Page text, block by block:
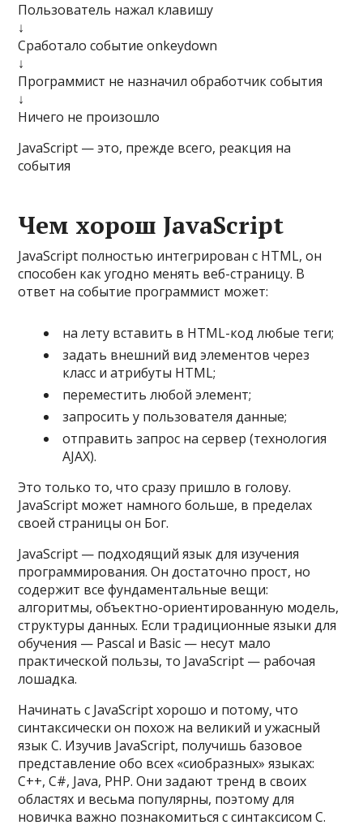
Пользователь нажал клавишу
↓
Сработало событие onkeydown
↓
Программист не назначил обработчик события
↓
Ничего не произошло
JavaScript — это, прежде всего, реакция на
события
Чем хорош JavaScript
JavaScript полностью интегрирован с HTML, он
способен как угодно менять веб-страницу. В
ответ на событие программист может:
на лету вставить в HTML-код любые теги;
задать внешний вид элементов через
класс и атрибуты HTML;
переместить любой элемент;
запросить у пользователя данные;
отправить запрос на сервер (технология
AJAX).
Это только то, что сразу пришло в голову.
JavaScript может намного больше, в пределах
своей страницы он Бог.
JavaScript — подходящий язык для изучения
программирования. Он достаточно прост, но
содержит все фундаментальные вещи:
алгоритмы, объектно-ориентированную модель,
структуры данных. Если традиционные языки для
обучения — Pascal и Basic — несут мало
практической пользы, то JavaScript — рабочая
лошадка.
Начинать с JavaScript хорошо и потому, что
синтаксически он похож на великий и ужасный
язык С. Изучив JavaScript, получишь базовое
представление обо всех «сиобразных» языках:
С++, C#, Java, PHP. Они задают тренд в своих
областях и весьма популярны, поэтому для
новичка важно познакомиться с синтаксисом С.